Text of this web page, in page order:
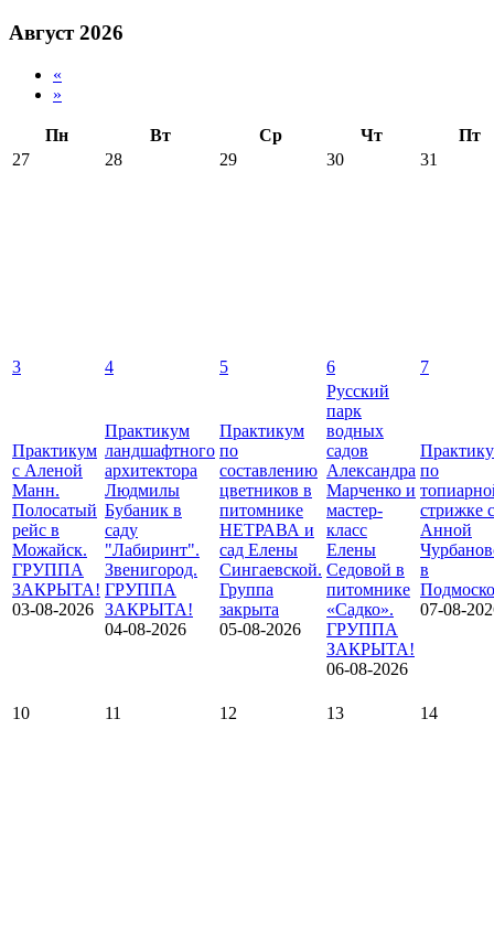
Август 2026
«
»
Пн Вт Ср Чт
Пт
27
28 29 30 31
3 4 5 6 7
Практикум
с Аленой
Манн.
Полосатый
рейс в
Можайск.
ГРУППА
ЗАКРЫТА!
03-08-2026
Практикум
ландшафтного
архитектора
Людмилы
Бубаник в
саду
"Лабиринт".
Звенигород.
ГРУППА
ЗАКРЫТА!
04-08-2026
Практикум
по
составлению
цветников в
питомнике
НЕТРАВА и
сад Елены
Сингаевской.
Группа
закрыта
05-08-2026
Русский
парк
водных
садов
Александра
Марченко и
мастер-
класс
Елены
Седовой в
питомнике
«Садко».
ГРУППА
ЗАКРЫТА!
06-08-2026
по
стрижке с
Анной
в
07-08-
10 11 12 13 14